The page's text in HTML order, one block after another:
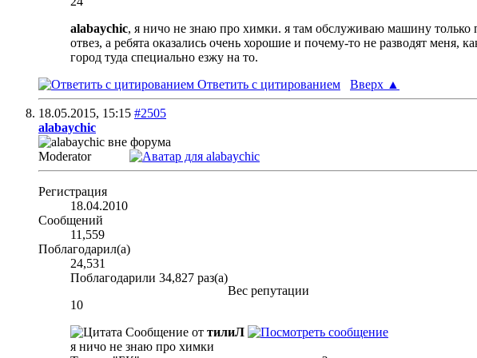
alabaychic, я ничо не знаю про химки. я там обслуживаю машину только
отвез, а ребята оказались очень хорошие и почему-то не разводят
город туда специально езжу на то.
Ответить с цитированием
Вверх ▲
18.05.2015, 15:15 #2505
alabaychic
Moderator
Регистрация
18.04.2010
Сообщений
11,559
Поблагодарил(а)
24,531
Поблагодарили 34,827 раз(а)
Вес репутации
10
Сообщение от тилиЛ
я ничо не знаю про химки